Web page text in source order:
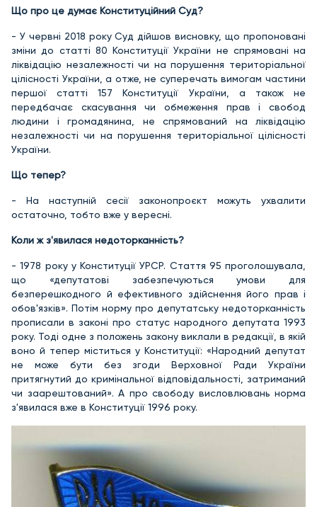
Що про це думає Конституційний Суд?
- У червні 2018 року Суд дійшов висновку, що пропоновані
зміни до статті 80 Конституції України не спрямовані на
ліквідацію незалежності чи на порушення територіальної
цілісності України, а отже, не суперечать вимогам частини
першої статті 157 Конституції України, а також не
передбачає скасування чи обмеження прав і свобод
людини і громадянина, не спрямований на ліквідацію
незалежності чи на порушення територіальної цілісності
України.
Що тепер?
- На наступній сесії законопроєкт можуть ухвалити
остаточно, тобто вже у вересні.
Коли ж з'явилася недоторканність?
- 1978 року у Конституції УРСР. Стаття 95 проголошувала,
що «депутатові забезпечуються умови для
безперешкодного й ефективного здійснення його прав і
обов'язків». Потім норму про депутатську недоторканність
прописали в законі про статус народного депутата 1993
року. Тоді одне з положень закону виклали в редакції, в якій
воно й тепер міститься у Конституції: «Народний депутат
не може бути без згоди Верховної Ради України
притягнутий до кримінальної відповідальності, затриманий
чи заарештований». А про свободу висловлювань норма
з'явилася вже в Конституції 1996 року.